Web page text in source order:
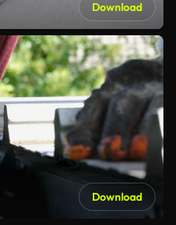
Download
Download